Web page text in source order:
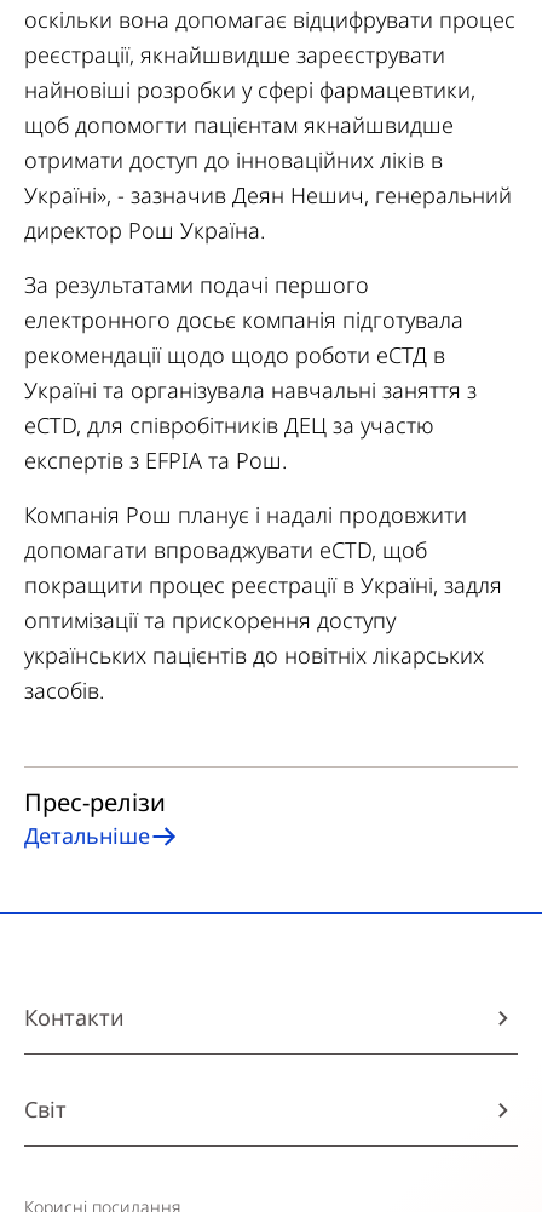
оскільки вона допомагає відцифрувати процес
реєстрації, якнайшвидше зареєструвати
найновіші розробки у сфері фармацевтики,
щоб допомогти пацієнтам якнайшвидше
отримати доступ до інноваційних ліків в
Україні», - зазначив Деян Нешич, генеральний
директор Рош Україна.
За результатами подачі першого
електронного досьє компанія підготувала
рекомендації щодо щодо роботи еСТД в
Україні та організувала навчальні заняття з
eCTD, для співробітників ДЕЦ за участю
експертів з EFPIA та Рош.
Компанія Рош планує і надалі продовжити
допомагати впроваджувати eCTD, щоб
покращити процес реєстрації в Україні, задля
оптимізації та прискорення доступу
українських пацієнтів до новітніх лікарських
засобів.
Прес-релізи
Детальніше
Контакти
Світ
Корисні посилання